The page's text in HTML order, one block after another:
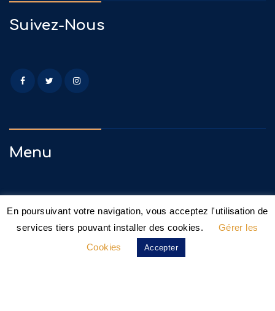
Suivez-Nous
Menu
Adoptez
Familles D’accueil
En poursuivant votre navigation, vous acceptez l'utilisation de
services tiers pouvant installer des cookies.
Gérer les
Cookies
Accepter